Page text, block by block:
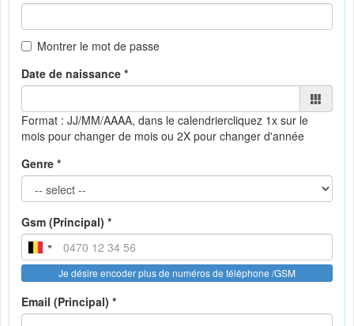
Montrer le mot de passe
Date de naissance *
Format : JJ/MM/AAAA, dans le calendriercliquez 1x sur le
mois pour changer de mois ou 2X pour changer d'année
Genre *
Gsm (Principal) *
Je désire encoder plus de numéros de téléphone /GSM
Email (Principal) *